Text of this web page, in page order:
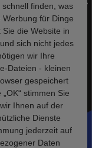
finden, was
Werbung für Dinge
die Website in
sich nicht jedes
wir Ihre
Dateien - kleinen
gespeichert
stimmen Sie
Ihnen auf der
Dienste
jederzeit auf
Daten